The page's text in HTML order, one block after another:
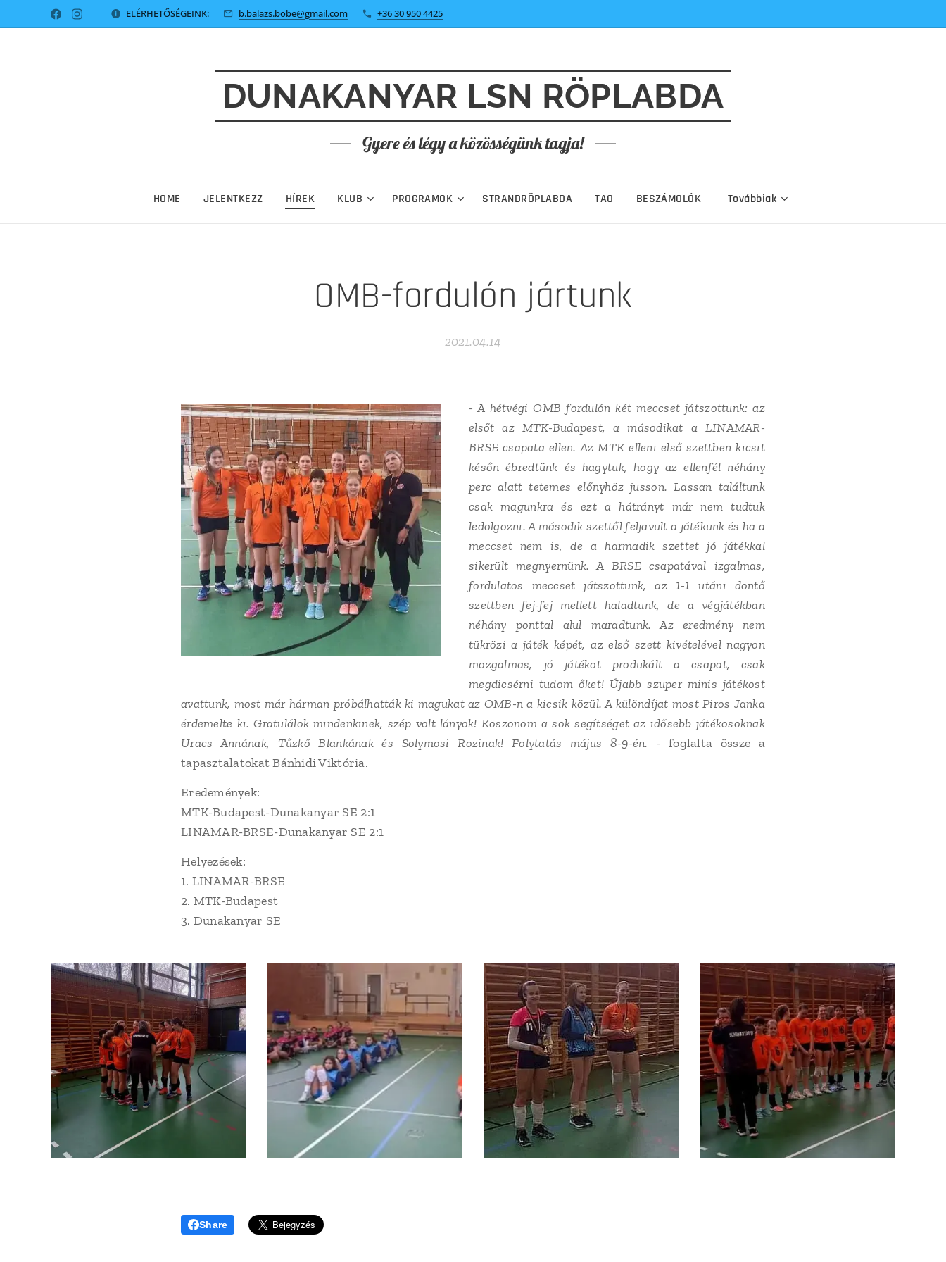
ELÉRHETŐSÉGEINK: b.balazs.bobe@gmail.com +36 30 950 4425
DUNAKANYAR LSN RÖPLABDA
Gyere és légy a közösségünk tagja!
HOME JELENTKEZZ HÍREK KLUB PROGRAMOK STRANDRÖPLABDA TAO BESZÁMOLÓK Továbbiak
OMB-fordulón jártunk
2021.04.14
- A hétvégi OMB fordulón két meccset játszottunk: az
elsőt az MTK-Budapest, a másodikat a LINAMAR-
BRSE csapata ellen. Az MTK elleni első szettben kicsit
későn ébredtünk és hagytuk, hogy az ellenfél néhány
perc alatt tetemes előnyhöz jusson. Lassan találtunk
csak magunkra és ezt a hátrányt már nem tudtuk
ledolgozni. A második szettől feljavult a játékunk és ha a
meccset nem is, de a harmadik szettet jó játékkal
sikerült megnyernünk. A BRSE csapatával izgalmas,
fordulatos meccset játszottunk, az 1-1 utáni döntő
szettben fej-fej mellett haladtunk, de a végjátékban
néhány ponttal alul maradtunk. Az eredmény nem
tükrözi a játék képét, az első szett kivételével nagyon
mozgalmas, jó játékot produkált a csapat, csak
megdicsérni tudom őket! Újabb szuper minis játékost
avattunk, most már hárman próbálhatták ki magukat az OMB-n a kicsik közül. A különdíjat most Piros Janka
érdemelte ki. Gratulálok mindenkinek, szép volt lányok! Köszönöm a sok segítséget az idősebb játékosoknak
Uracs Annának, Tűzkő Blankának és Solymosi Rozinak! Folytatás május 8-9-én. - foglalta össze a
tapasztalatokat Bánhidi Viktória.
Eredemények:
MTK-Budapest-Dunakanyar SE 2:1
LINAMAR-BRSE-Dunakanyar SE 2:1
Helyezések:
1. LINAMAR-BRSE
2. MTK-Budapest
3. Dunakanyar SE
Share